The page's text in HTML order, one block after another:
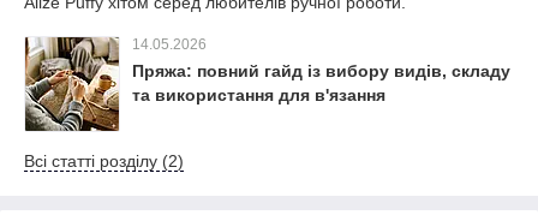
14.05.2026
Пряжа: повний гайд із вибору видів, складу
та використання для в'язання
Всі статті розділу (2)